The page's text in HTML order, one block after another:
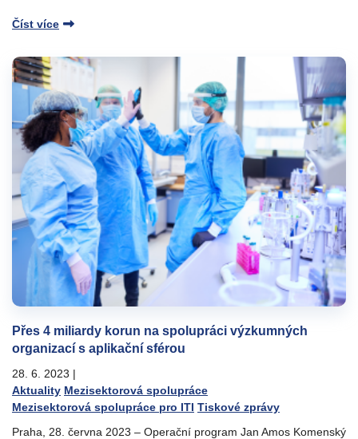
Číst více
Přes 4 miliardy korun na spolupráci výzkumných
organizací s aplikační sférou
28. 6. 2023 |
Aktuality Mezisektorová spolupráce
Mezisektorová spolupráce pro ITI Tiskové zprávy
Praha, 28. června 2023 – Operační program Jan Amos Komenský